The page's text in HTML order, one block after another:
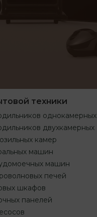
техники
однокамерных
двухкамерных
камер
машин
машин
печей
шкафов
панелей